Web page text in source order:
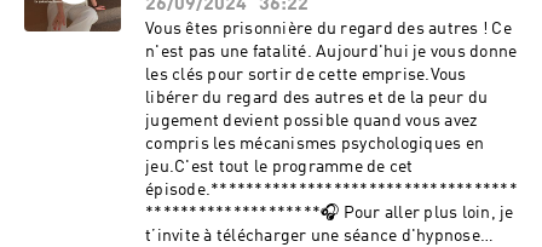
https://accompagnements.bettyjereczek.fr/chal
lenge-confiance-en-soi/ #podcast
#confianceensoi #estime de soi
#surresponsabilisation #développement
personnel #femmesensibleBetty Jereczek |
Psychologue diplômée & Hypnothérapeute
J'aide les femmes brillantes qui se sont
suradaptées toute leur vie à s'autoriser enfin à
être pleinement elles-mêmes (sans s'excuser
d'exister et sans culpabiliser). Psychologie
26/09/2024 36:22
Vous êtes prisonnière du regard des autres ! Ce
n'est pas une fatalité. Aujourd'hui je vous donne
les clés pour sortir de cette emprise.Vous
libérer du regard des autres et de la peur du
jugement devient possible quand vous avez
compris les mécanismes psychologiques en
jeu.C'est tout le programme de cet
épisode.***********************************
********************🎧 Pour aller plus loin, je
t’invite à télécharger une séance d'hypnose